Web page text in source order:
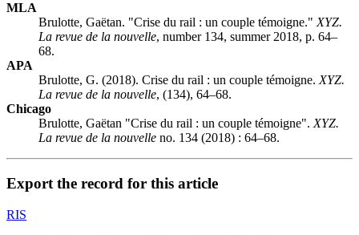
MLA
Brulotte, Gaëtan. "Crise du rail : un couple témoigne." XYZ.
La revue de la nouvelle, number 134, summer 2018, p. 64–
68.
APA
Brulotte, G. (2018). Crise du rail : un couple témoigne. XYZ.
La revue de la nouvelle, (134), 64–68.
Chicago
Brulotte, Gaëtan "Crise du rail : un couple témoigne". XYZ.
La revue de la nouvelle no. 134 (2018) : 64–68.
Export the record for this article
RIS